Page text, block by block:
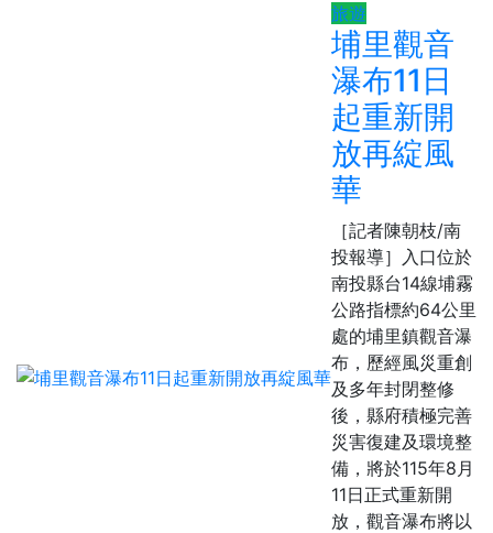
旅遊
埔里觀音
瀑布11日
起重新開
放再綻風
華
［記者陳朝枝/南
投報導］入口位於
南投縣台14線埔霧
公路指標約64公里
處的埔里鎮觀音瀑
布，歷經風災重創
及多年封閉整修
後，縣府積極完善
災害復建及環境整
備，將於115年8月
11日正式重新開
放，觀音瀑布將以